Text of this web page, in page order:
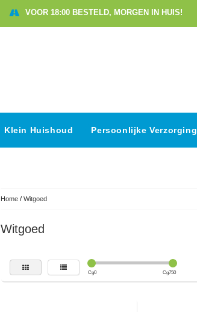
VOOR 18:00 BESTELD, MORGEN IN HUIS!
Klein Huishoud Persoonlijke Verzorging
Home/ Witgoed
Witgoed
Cg0 Cg750